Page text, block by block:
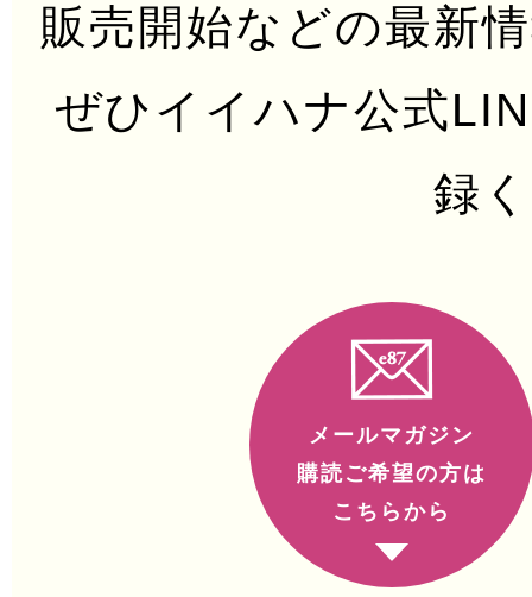
販売開始などの最新
ぜひイイハナ公式
録
メールマガジン
購読ご希望の方は
こちらから